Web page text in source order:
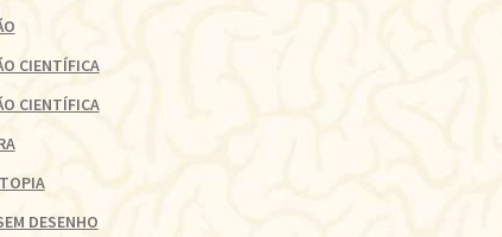
CIENTÍFICA
CIENTÍFICA
DESENHO